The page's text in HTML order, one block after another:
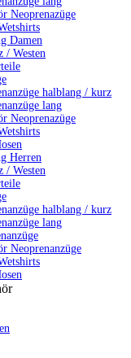
Neoprenazüge
Damen
/ Westen
halblang / kurz
lang
Neoprenazüge
Herren
/ Westen
halblang / kurz
lang
Neoprenanzüge